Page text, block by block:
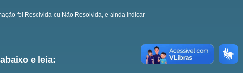
foi Resolvida ou Não Resolvida, e ainda indicar
e leia: